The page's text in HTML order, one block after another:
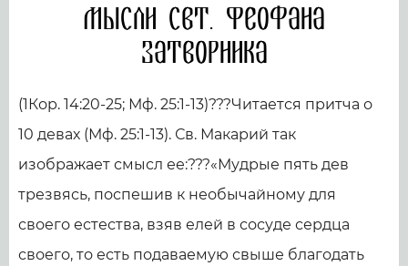
Мысли свт. Феофана
Затворника
(1Кор. 14:20-25; Мф. 25:1-13)???Читается притча о
10 девах (Мф. 25:1-13). Св. Макарий так
изображает смысл ее:???«Мудрые пять дев
трезвясь, поспешив к необычайному для
своего естества, взяв елей в сосуде сердца
своего, то есть подаваемую свыше благодать